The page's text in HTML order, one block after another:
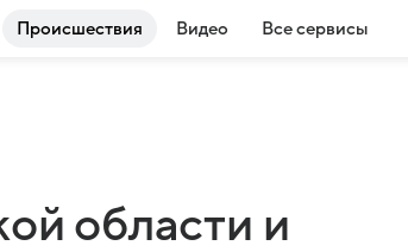
Происшествия Видео Все сервисы
области и